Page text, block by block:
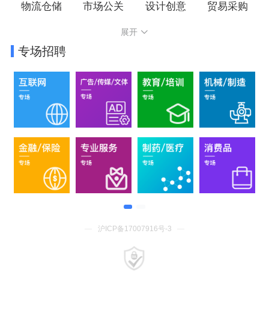
物流仓储 市场公关 设计创意 贸易采购
展开
专场招聘
沪ICP备17007916号-3